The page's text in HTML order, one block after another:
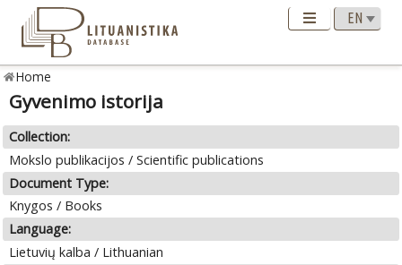
Home
Gyvenimo istorija
Collection:
Mokslo publikacijos / Scientific publications
Document Type:
Knygos / Books
Language:
Lietuvių kalba / Lithuanian